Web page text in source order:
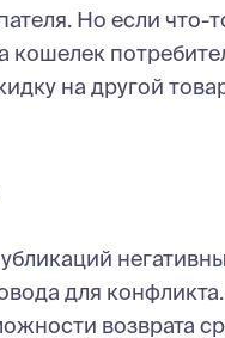
Но если что-
кошелек
на другой
для
возврата